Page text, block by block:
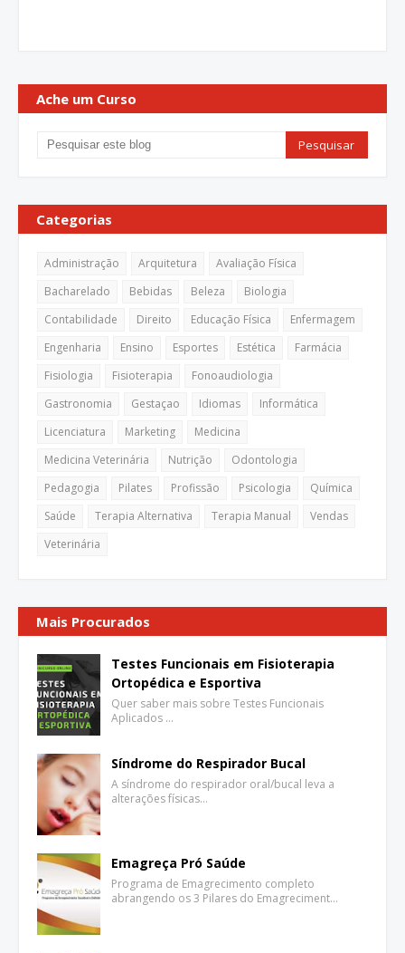
Ache um Curso
Categorias
Administração Arquitetura
Avaliação Física
Bacharelado
Bebidas Beleza
Biologia
Contabilidade
Direito Educação Física
Enfermagem
Engenharia
Ensino Esportes Estética
Farmácia
Fisiologia
Fisioterapia
Fonoaudiologia
Gastronomia
Gestaçao Idiomas
Informática
Licenciatura
Marketing
Medicina
Medicina Veterinária
Nutrição
Odontologia
Pedagogia
Pilates Profissão Psicologia
Química
Saúde
Terapia Alternativa Terapia Manual
Vendas
Veterinária
Mais Procurados
Testes Funcionais em Fisioterapia
Ortopédica e Esportiva
Quer saber mais sobre Testes Funcionais
Aplicados …
Síndrome do Respirador Bucal
A síndrome do respirador oral/bucal leva a
alterações físicas…
Emagreça Pró Saúde
Programa de Emagrecimento completo
abrangendo os 3 Pilares do Emagreciment…